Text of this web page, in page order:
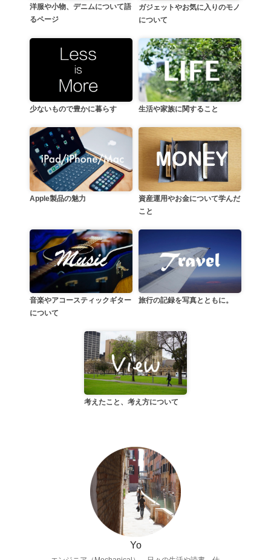
洋服や小物、デニムについて語
るページ
ガジェットやお気に入りのモノ
について
少ないもので豊かに暮らす 生活や家族に関すること
Apple製品の魅力
資産運用やお金について学んだ
こと
音楽やアコースティックギター
について
旅行の記録を写真とともに。
考えたこと、考え方について
Yo